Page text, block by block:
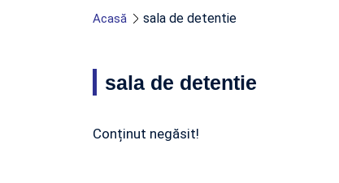
Acasă sala de detentie
sala de detentie
Conținut negăsit!